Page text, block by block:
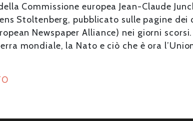
Commissione europea Jean-Claude
Stoltenberg, pubblicato sulle pagine dei
Newspaper Alliance) nei giorni
mondiale, la Nato e ciò che è ora